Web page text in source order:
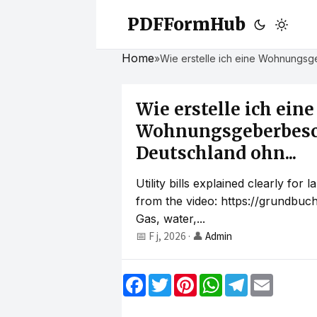
PDFFormHub
Home»Wie erstelle ich eine
Wie erstelle ich eine
Deutschland ohn...
Utility bills explained clearly for
from the video: https://
Gas, water,...
📅 F j, 2026 · 👤 Admin
F
a
T
w
P
W
h
T
e